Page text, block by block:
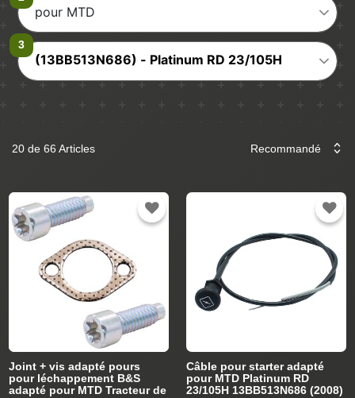
pour MTD
(13BB513N686) - Platinum RD 23/105H
20 de 66 Articles
Joint + vis adapté pours
pour léchappement B&S
adapté pour MTD Tracteur de
Câble pour starter adapté
pour MTD Platinum RD
23/105H 13BB513N686 (2008)